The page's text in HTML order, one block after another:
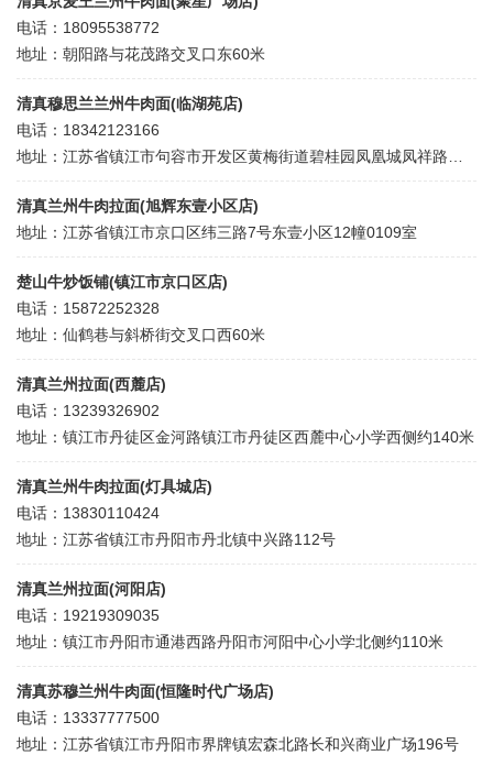
电话：18095538772
地址：朝阳路与花茂路交叉口东60米
清真穆思兰兰州牛肉面(临湖苑店)
电话：18342123166
清真兰州牛肉拉面(旭辉东壹小区店)
地址：江苏省镇江市京口区纬三路7号东壹小区12幢0109室
楚山牛炒饭铺(镇江市京口区店)
电话：15872252328
地址：仙鹤巷与斜桥街交叉口西60米
清真兰州拉面(西麓店)
电话：13239326902
地址：镇江市丹徒区金河路镇江市丹徒区西麓中心小学西侧约140米
清真兰州牛肉拉面(灯具城店)
电话：13830110424
地址：江苏省镇江市丹阳市丹北镇中兴路112号
清真兰州拉面(河阳店)
电话：19219309035
地址：镇江市丹阳市通港西路丹阳市河阳中心小学北侧约110米
清真苏穆兰州牛肉面(恒隆时代广场店)
电话：13337777500
地址：江苏省镇江市丹阳市界牌镇宏森北路长和兴商业广场196号